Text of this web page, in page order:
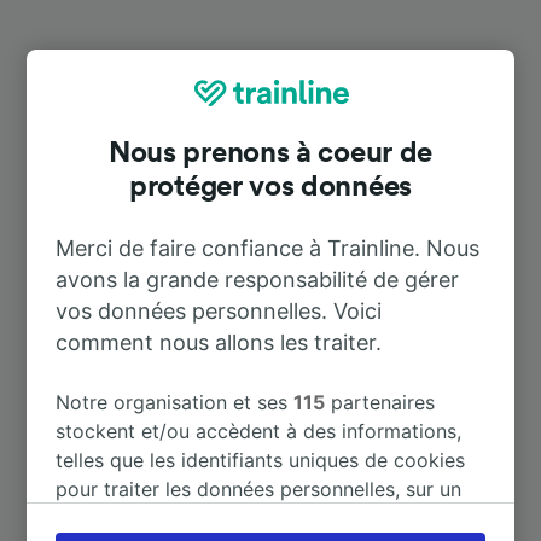
Rimbach
À Frankfurt (Main) Hbf 1 h 12 m
À Heidelberg Hbf
À Munich Hbf 3 h 51 m
À Bensheim 38 m
Nous prenons à coeur de
protéger vos données
Merci de faire confiance à Trainline. Nous
avons la grande responsabilité de gérer
vos données personnelles. Voici
comment nous allons les traiter.
Notre organisation et ses115 partenaires
stockent et/ou accèdent à des informations,
telles que les identifiants uniques de cookies
pour traiter les données personnelles, sur un